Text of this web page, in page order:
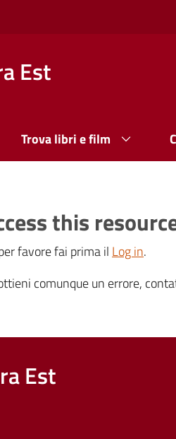
Est
Trova libri e film
this
favore fai prima il Log in.
comunque un errore,
Est